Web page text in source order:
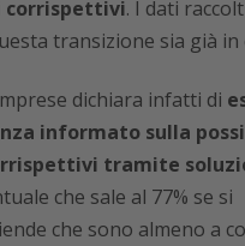
corrispettivi. I dati
transizione sia già in
dichiara infatti di
informato sulla
tramite
che sale al 77% se si
che sono almeno a